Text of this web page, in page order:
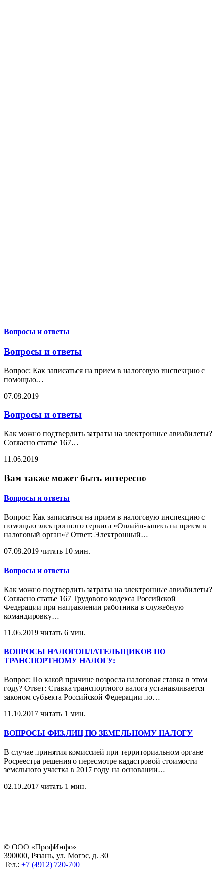
Вопросы и ответы
Вопросы и ответы
Вопрос: Как записаться на прием в налоговую инспекцию с
помощью…
07.08.2019
Вопросы и ответы
Как можно подтвердить затраты на электронные авиабилеты?
Согласно статье 167…
11.06.2019
Вам также может быть интересно
Вопросы и ответы
Вопрос: Как записаться на прием в налоговую инспекцию с
помощью электронного сервиса «Онлайн-запись на прием в
налоговый орган»? Ответ: Электронный…
07.08.2019 читать 10 мин.
Вопросы и ответы
Как можно подтвердить затраты на электронные авиабилеты?
Согласно статье 167 Трудового кодекса Российской
Федерации при направлении работника в служебную
командировку…
11.06.2019 читать 6 мин.
ВОПРОСЫ НАЛОГОПЛАТЕЛЬЩИКОВ ПО
ТРАНСПОРТНОМУ НАЛОГУ:
Вопрос: По какой причине возросла налоговая ставка в этом
году? Ответ: Ставка транспортного налога устанавливается
законом субъекта Российской Федерации по…
11.10.2017 читать 1 мин.
ВОПРОСЫ ФИЗ.ЛИЦ ПО ЗЕМЕЛЬНОМУ НАЛОГУ
В случае принятия комиссией при территориальном органе
Росреестра решения о пересмотре кадастровой стоимости
земельного участка в 2017 году, на основании…
02.10.2017 читать 1 мин.
© ООО «ПрофИнфо»
390000, Рязань, ул. Могэс, д. 30
Тел.: +7 (4912) 720-700